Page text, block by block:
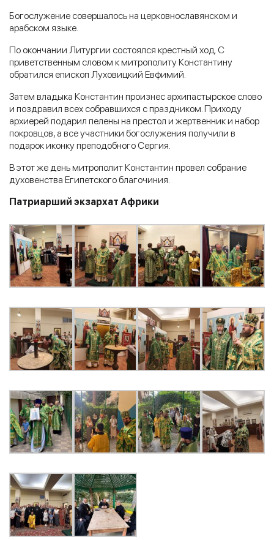
Богослужение совершалось на церковнославянском и
арабском языке.
По окончании Литургии состоялся крестный ход. С
приветственным словом к митрополиту Константину
обратился епископ Луховицкий Евфимий.
Затем владыка Константин произнес архипастырское слово
и поздравил всех собравшихся с праздником. Приходу
архиерей подарил пелены на престол и жертвенник и набор
покровцов, а все участники богослужения получили в
подарок иконку преподобного Сергия.
В этот же день митрополит Константин провел собрание
духовенства Египетского благочиния.
Патриарший экзархат Африки